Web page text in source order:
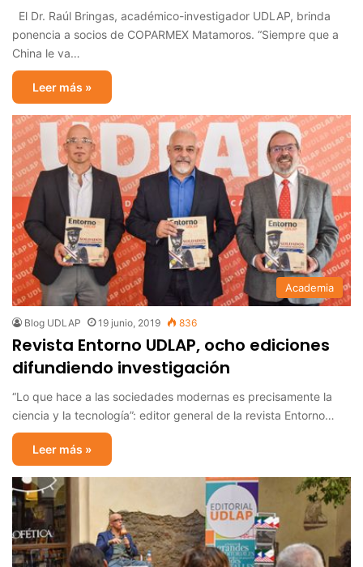
El Dr. Raúl Bringas, académico-investigador UDLAP, brinda
ponencia a socios de COPARMEX Matamoros. “Siempre que a
China le va…
Leer más »
Academia
Blog UDLAP 19 junio, 2019 836
Revista Entorno UDLAP, ocho ediciones
difundiendo investigación
“Lo que hace a las sociedades modernas es precisamente la
ciencia y la tecnología”: editor general de la revista Entorno…
Leer más »